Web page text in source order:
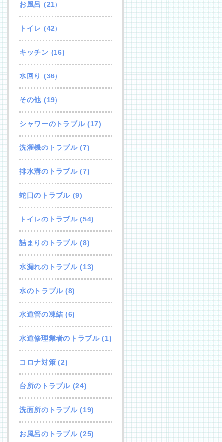
お風呂 (21)
トイレ (42)
キッチン (16)
水回り (36)
その他 (19)
シャワーのトラブル(17)
洗濯機のトラブル(7)
排水溝のトラブル(7)
蛇口のトラブル(9)
トイレのトラブル(54)
詰まりのトラブル(8)
水漏れのトラブル(13)
水のトラブル(8)
水道管の凍結 (6)
水道修理業者のトラブル(1)
コロナ対策 (2)
台所のトラブル(24)
洗面所のトラブル(19)
お風呂のトラブル(25)